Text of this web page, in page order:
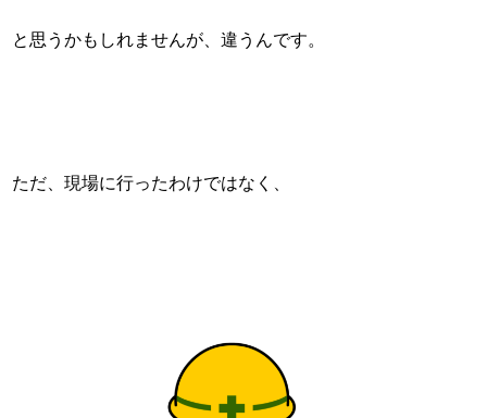
と思うかもしれませんが、違うんです。
ただ、現場に行ったわけではなく、